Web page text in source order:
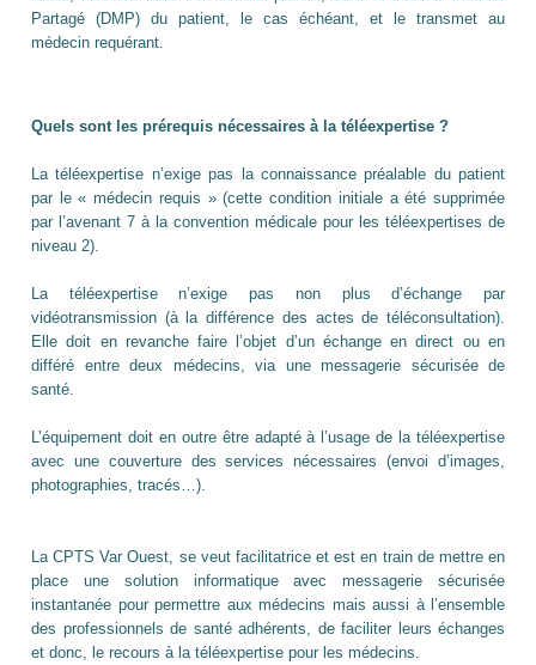
Partagé (DMP) du patient, le cas échéant, et le transmet au
médecin requérant.
Quels sont les prérequis nécessaires à la téléexpertise ?
La téléexpertise n’exige pas la connaissance préalable du patient
par le « médecin requis » (cette condition initiale a été supprimée
par l’avenant 7 à la convention médicale pour les téléexpertises de
niveau 2).
La téléexpertise n’exige pas non plus d’échange par
vidéotransmission (à la différence des actes de téléconsultation).
Elle doit en revanche faire l’objet d’un échange en direct ou en
différé entre deux médecins, via une messagerie sécurisée de
santé.
L’équipement doit en outre être adapté à l’usage de la téléexpertise
avec une couverture des services nécessaires (envoi d’images,
photographies, tracés…).
La CPTS Var Ouest, se veut facilitatrice et est en train de mettre en
place une solution informatique avec messagerie sécurisée
instantanée pour permettre aux médecins mais aussi à l’ensemble
des professionnels de santé adhérents, de faciliter leurs échanges
et donc, le recours à la téléexpertise pour les médecins.